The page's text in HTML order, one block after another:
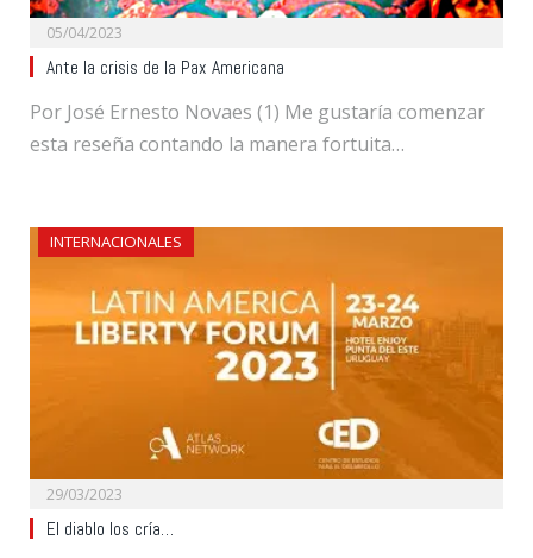
05/04/2023
Ante la crisis de la Pax Americana
Por José Ernesto Novaes (1) Me gustaría comenzar
esta reseña contando la manera fortuita…
INTERNACIONALES
29/03/2023
El diablo los cría…